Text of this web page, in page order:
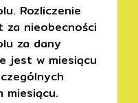
Rozliczenie
za nieobecności
za dany
jest w miesiącu
miesiącu.